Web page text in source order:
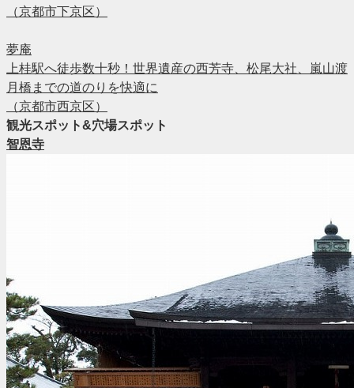
（京都市下京区）
夢庵
上桂駅へ徒歩数十秒！世界遺産の西芳寺、松尾大社、嵐山渡
月橋までの道のりを快適に
（京都市西京区）
観光スポット&穴場スポット
智恩寺